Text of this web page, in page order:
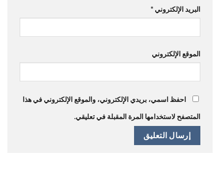
البريد الإلكتروني *
الموقع الإلكتروني
احفظ اسمي، بريدي الإلكتروني، والموقع الإلكتروني في هذا
المتصفح لاستخدامها المرة المقبلة في تعليقي.